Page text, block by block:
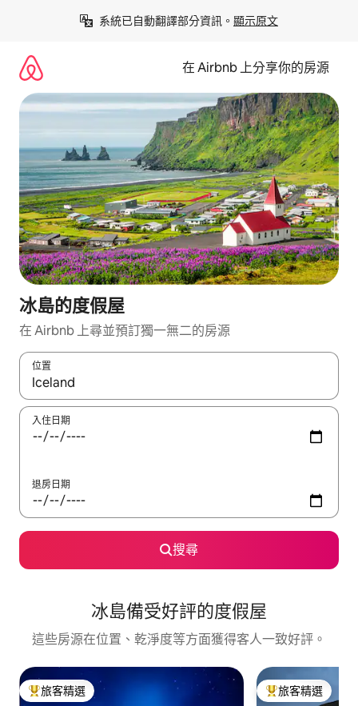
系統已自動翻譯部分資訊。 顯示原文
在 Airbnb 上分享你的房源
冰島的度假屋
在 Airbnb 上尋並預訂獨一無二的房源
位置
如有搜尋結果，瀏覽內容時請使用上下箭頭，或輕點、滑動裝置。
入住日期
退房日期
搜尋
冰島備受好評的度假屋
這些房源在位置、乾淨度等方面獲得客人一致好評。
旅客精選榜首
旅客精選 旅客精選榜首
旅客精選